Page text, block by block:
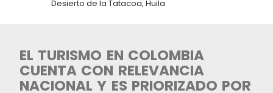
eco-glamping, ecolodges, campamentos y
verdes sostenibles, para mejorar la oferta de
con alto potencial, especialmente en nuevas